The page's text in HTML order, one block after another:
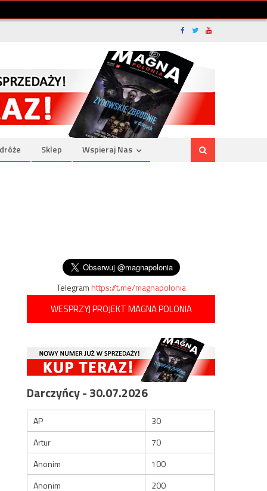
Sklep Wspieraj Nas
Telegramhttps://t.me/magnapolonia
WESPRZYJ PROJEKT MAGNA POLONIA
Darczyńcy - 30.07.2026
AP
30
Artur
70
Anonim
100
Anonim
200